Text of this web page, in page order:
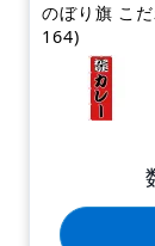
のぼり旗 こ
164)